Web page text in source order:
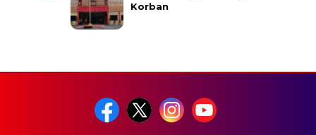
Korban